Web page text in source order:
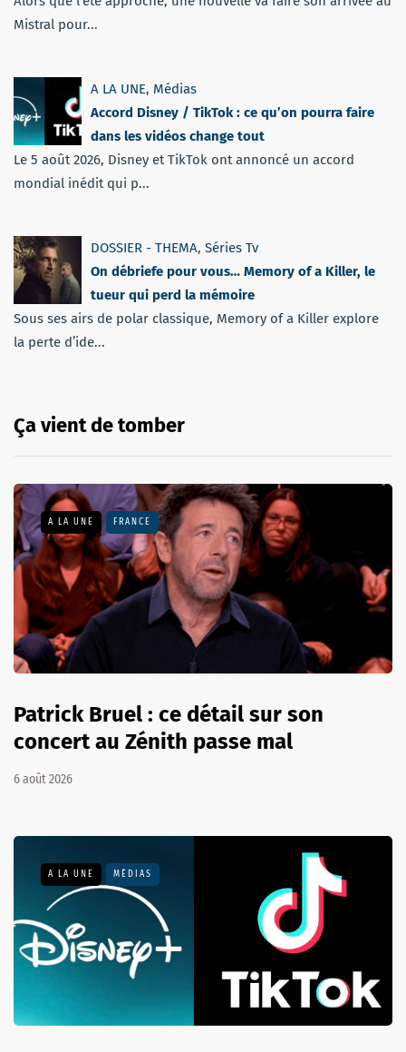
Mistral pour...
A LA UNE, Médias
Accord Disney / TikTok : ce qu’on pourra faire
dans les vidéos change tout
Le 5 août 2026, Disney et TikTok ont annoncé un accord
mondial inédit qui p...
DOSSIER - THEMA, Séries Tv
On débriefe pour vous… Memory of a Killer, le
tueur qui perd la mémoire
Sous ses airs de polar classique, Memory of a Killer explore
la perte d’ide...
Ça vient de tomber
A LA UNE FRANCE
Patrick Bruel : ce détail sur son
concert au Zénith passe mal
6 août 2026
A LA UNE MÉDIAS